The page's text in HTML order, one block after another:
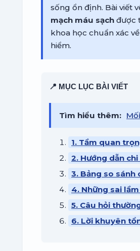
sống ổn định. Bài viết
mạch máu sạch được
khoa học chuẩn xác
hiểm.
📍 MỤC LỤC BÀI VIẾT
Tìm hiểu thêm:
1. Tầm quan
2. Hướng dẫn
3. Bảng so sánh
4. Những sai
5. Câu hỏi
6. Lời khuyên